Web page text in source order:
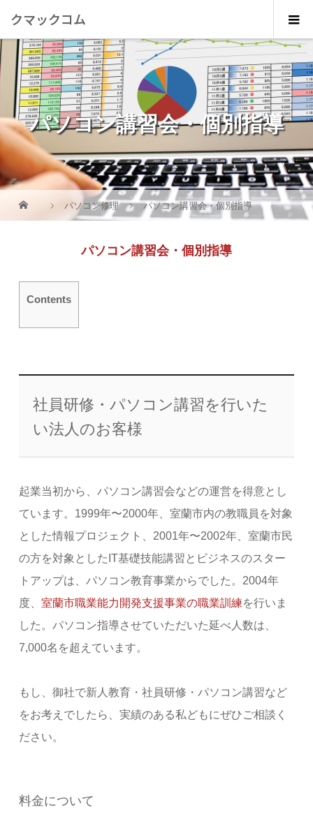
クマックコム
パソコン講習会・個別指導
パソコン修理 パソコン講習会・個別指導
パソコン講習会・個別指導
Contents
社員研修・パソコン講習を行いた
い法人のお客様
起業当初から、パソコン講習会などの運営を得意とし
ています。1999年〜2000年、室蘭市内の教職員を対象
とした情報プロジェクト、2001年〜2002年、室蘭市民
の方を対象としたIT基礎技能講習とビジネスのスター
トアップは、パソコン教育事業からでした。2004年
度、室蘭市職業能力開発支援事業の職業訓練を行いま
した。パソコン指導させていただいた延べ人数は、
7,000名を超えています。
もし、御社で新人教育・社員研修・パソコン講習など
をお考えでしたら、実績のある私どもにぜひご相談く
ださい。
料金について